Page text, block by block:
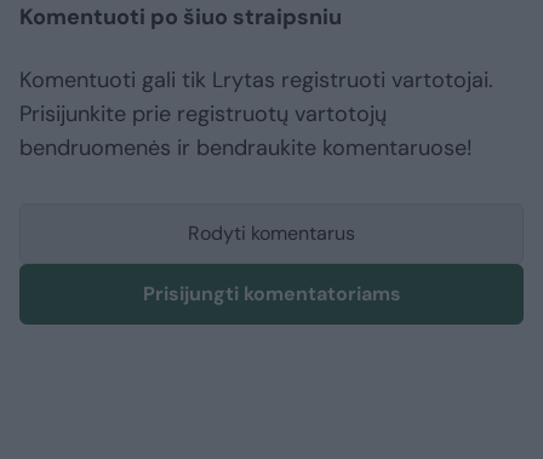
Komentuoti po šiuo straipsniu
Komentuoti gali tik Lrytas registruoti vartotojai.
Prisijunkite prie registruotų vartotojų
bendruomenės ir bendraukite komentaruose!
Rodyti komentarus
Prisijungti komentatoriams